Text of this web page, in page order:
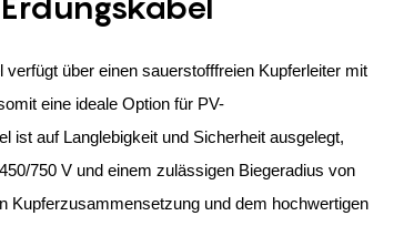
über einen sauerstofffreien Kupferleiter mit
eine ideale Option für PV-
ist auf Langlebigkeit und Sicherheit ausgelegt,
750 V und einem zulässigen Biegeradius von
Kupferzusammensetzung und dem hochwertigen